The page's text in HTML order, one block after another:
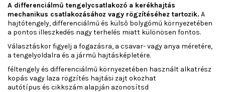
A differenciálmű tengelycsatlakozó a kerékhajtás
mechanikus csatlakozásához vagy rögzítéséhez tartozik. A
hajtótengely, differenciálmű és külső bolygómű környezetében
a pontos illeszkedés nagy terhelés miatt különösen fontos.
Választáskor figyelj a fogazásra, a csavar- vagy anya méretére,
a tengelyoldalra és a jármű hajtásképletére.
féltengely és differenciálmű környezetében használt alkatrész
kopás vagy laza rögzítés hajtási zajt okozhat
autótípus és cikkszám alapján azonosítsd